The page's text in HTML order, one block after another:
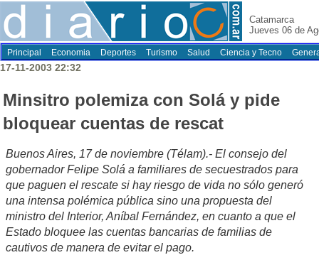
Catamarca
Jueves 06 de
Principal Economia Deportes Turismo Salud Ciencia y Tecno
17-11-2003 22:32
Minsitro polemiza con Solá y pide
bloquear cuentas de rescat
Buenos Aires, 17 de noviembre (Télam).- El consejo del
gobernador Felipe Solá a familiares de secuestrados para
que paguen el rescate si hay riesgo de vida no sólo generó
una intensa polémica pública sino una propuesta del
ministro del Interior, Aníbal Fernández, en cuanto a que el
Estado bloquee las cuentas bancarias de familias de
cautivos de manera de evitar el pago.